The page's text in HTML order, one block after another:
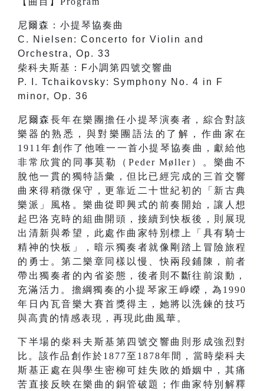
尼爾森：小提琴協奏曲
C. Nielsen: Concerto for Violin and
Orchestra, Op. 33
柴科夫斯基：F小調第四號交響曲
P. I. Tchaikovsky: Symphony No. 4 in F
minor, Op. 36
尼爾森長年在樂團擔任小提琴演奏者，綜合對該
樂器的熟悉，與對樂團語法的了解，作曲家在
1911年創作了他唯一一首小提琴協奏曲，獻給他
非常欣賞的同事莫勒（Peder Møller）。樂曲不
脫他一貫的獨特語彙，但比已經完成的三首交響
曲來得稍微保守，更靠近二十世紀初的「新古典
樂派」風格。樂曲從即興式的前奏開始，讓人想
起巴洛克時的組曲開頭，接續到快板後，則展現
出清新與希望，此處作曲家特別標上「具有騎士
精神的快板」，暗示獨奏者就像剛踏上冒險旅程
的勇士。第二樂章同樣以慢、快兩段鋪陳，前者
帶出獨奏者的內省姿態，後者則不斷往前滾動，
充滿活力。擔綱獨奏的小提琴家王崢嶸，為1990
年日內瓦音樂大賽首獎得主，她將以洗鍊的技巧
與高貴的情感表現，再現此曲風華。
下半場的柴科夫斯基第四號交響曲則形成強烈對
比。該作品創作於1877至1878年間，當時柴科夫
斯基正處在與學生密柳可娃失敗的婚姻中，其痛
苦直接反映在樂曲的銅管破題；作曲家特別解釋